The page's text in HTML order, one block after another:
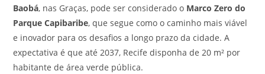
Baobá, nas Graças, pode ser considerado o Marco Zero do
Parque Capibaribe, que segue como o caminho mais viável
e inovador para os desafios a longo prazo da cidade. A
expectativa é que até 2037, Recife disponha de 20 m² por
habitante de área verde pública.